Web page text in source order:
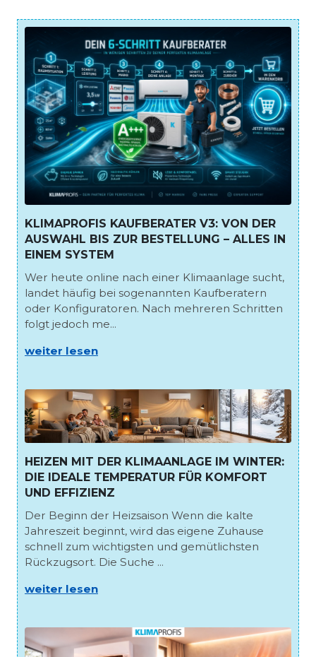
KLIMAPROFIS KAUFBERATER V3: VON DER
AUSWAHL BIS ZUR BESTELLUNG – ALLES IN
EINEM SYSTEM
Wer heute online nach einer Klimaanlage sucht,
landet häufig bei sogenannten Kaufberatern
oder Konfiguratoren. Nach mehreren Schritten
folgt jedoch me...
weiter lesen
HEIZEN MIT DER KLIMAANLAGE IM WINTER:
DIE IDEALE TEMPERATUR FÜR KOMFORT
UND EFFIZIENZ
Der Beginn der Heizsaison Wenn die kalte
Jahreszeit beginnt, wird das eigene Zuhause
schnell zum wichtigsten und gemütlichsten
Rückzugsort. Die Suche ...
weiter lesen